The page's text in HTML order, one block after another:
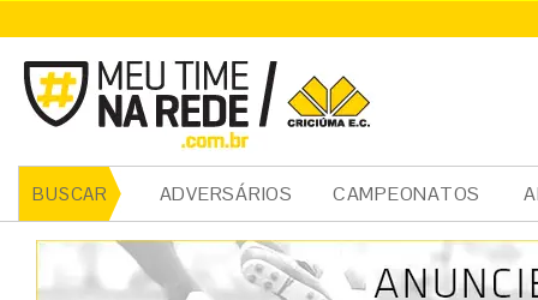
BUSCAR ADVERSÁRIOS CAMPEONATOS